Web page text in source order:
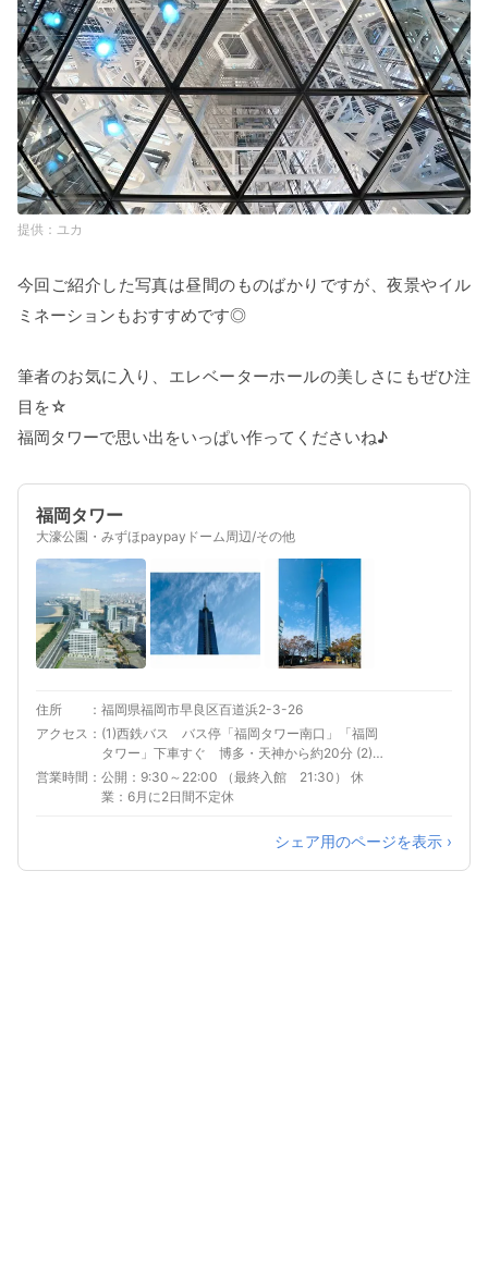
ユカ
今回ご紹介した写真は昼間のものばかりですが、夜景やイル
ミネーションもおすすめです◎
筆者のお気に入り、エレベーターホールの美しさにもぜひ注
目を☆
福岡タワーで思い出をいっぱい作ってくださいね♪
福岡タワー
大濠公園・みずほpaypayドーム周辺/その他
住所
福岡県福岡市早良区百道浜2-3-26
アクセス
(1)西鉄バス バス停「福岡タワー南口」「福岡
タワー」下車すぐ 博多・天神から約20分 (2)
地下鉄 西新駅から徒歩20分 (3)車 福岡都市
高速道路 百道ランプより車で3分
営業時間
公開：9:30～22:00 （最終入館 21:30） 休
業：6月に2日間不定休
シェア用のページを表示 ›